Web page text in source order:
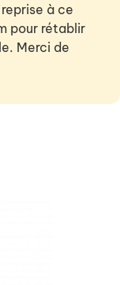
à ce
pour rétablir
Merci de